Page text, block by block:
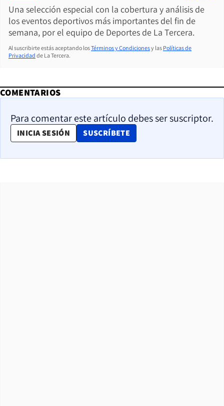
Una selección especial con la cobertura y análisis de
los eventos deportivos más importantes del fin de
semana, por el equipo de Deportes de La Tercera.
Al suscribirte estás aceptando losTérminos y Condicionesy las Políticas de
Privacidad de La Tercera.
COMENTARIOS
Para comentar este artículo debes ser suscriptor.
INICIA SESIÓN SUSCRÍBETE
OPENS IN NEW WINDOW